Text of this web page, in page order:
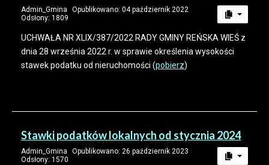
Admin_Gmina
Opublikowano: 04 październik 2022
Odsłony: 1809
UCHWAŁA NR XLIX/387/2022 RADY GMINY REŃSKA WIEŚ z
dnia 28 września 2022 r. w sprawie określenia wysokości
stawek podatku od nieruchomości (pobierz)
Stawki podatków lokalnych od stycznia 2024
Admin_Gmina
Opublikowano: 26 październik 2023
Odsłony: 1570